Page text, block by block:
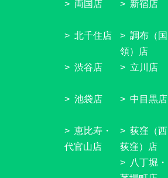
両国店
北千住店
渋谷店
池袋店
恵比寿・
代官山店
新宿店
調布（国
領）店
立川店
中目黒店
荻窪（西
荻窪）店
八丁堀・